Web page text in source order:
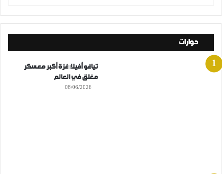
حوارات
تياغو أفيلا: غزة أكبر معسكر
مغلق في العالم
08/06/2026